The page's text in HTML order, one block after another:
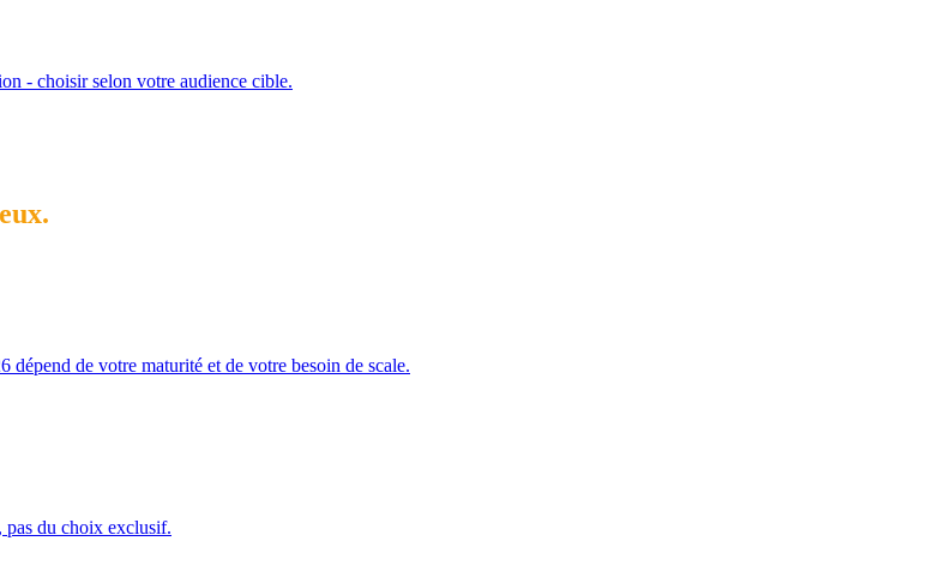
- choisir selon votre audience cible.
de votre maturité et de votre besoin de scale.
du choix exclusif.